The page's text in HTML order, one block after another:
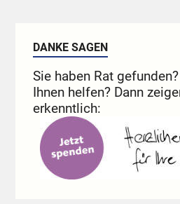
DANKE SAGEN
Sie haben Rat
Ihnen helfen? Dann
erkenntlich: